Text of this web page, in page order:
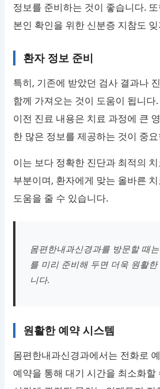
정보를 준비하는 것이 좋습니다. 또
본인 확인을 위한 신분증 지참도
환자 정보 준비
특히, 기존에 받았던 검사 결과나
함께 가져오는 것이 도움이 됩니다
이전 진료 내용은 치료 과정에 큰
한 많은 정보를 제공하는 것이 중
이는 보다 정확한 진단과 최적의
부분이며, 환자에게 맞는 올바른
도움을 줄 수 있습니다.
몸편한내과신경과를 방문할 때
를 미리 준비해 두면 더욱 원활
니다.
원활한 예약 시스템
몸편한내과신경과에서는 전화로
예약을 통해 대기 시간을 최소화할